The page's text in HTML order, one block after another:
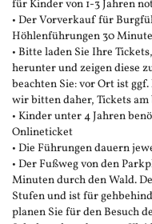
für Kinder von 1-3 Jahren
• Der Vorverkauf für
Höhlenführungen 30
• Bitte laden Sie Ihre
herunter und zeigen diese
beachten Sie: vor Ort ist
wir bitten daher, Tickets
• Kinder unter 4 Jahren
Onlineticket
• Die Führungen dauern
• Der Fußweg von den
Minuten durch den Wald.
Stufen und ist für
planen Sie für den Besuch